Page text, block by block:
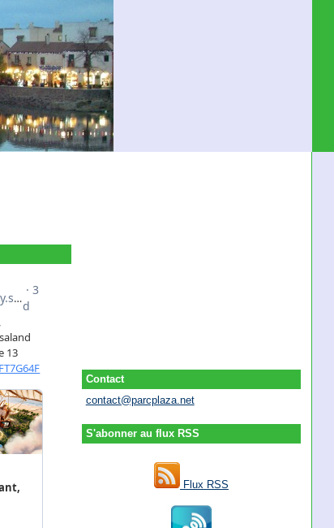
Contact
contact@parcplaza.net
S'abonner au flux RSS
Flux RSS